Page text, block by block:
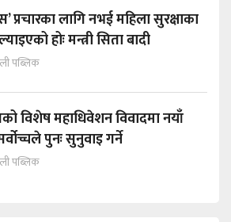
प्रचारका लागि नभई महिला सुरक्षाका
होः मन्त्री सिता बादी
पब्लिक
विशेष महाधिवेशन विवादमा नयाँ
पुनः सुनुवाइ गर्ने
पब्लिक